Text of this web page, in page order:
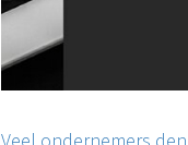
Veel ondernemers